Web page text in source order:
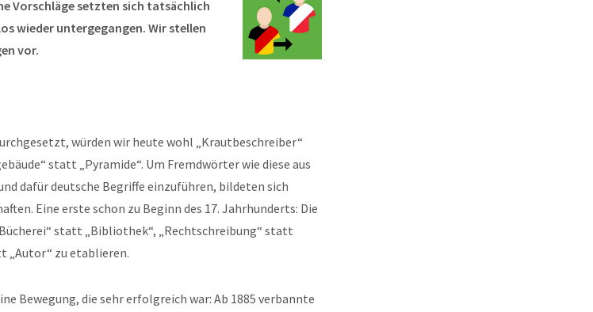
Vorschläge setzten sich tatsächlich
wieder untergegangen. Wir stellen
vor.
würden wir heute wohl „Krautbeschreiber“
statt „Pyramide“. Um Fremdwörter wie diese aus
dafür deutsche Begriffe einzuführen, bildeten sich
Eine erste schon zu Beginn des 17. Jahrhunderts: Die
statt „Bibliothek“, „Rechtschreibung“ statt
„Autor“ zu etablieren.
Bewegung, die sehr erfolgreich war: Ab 1885 verbannte